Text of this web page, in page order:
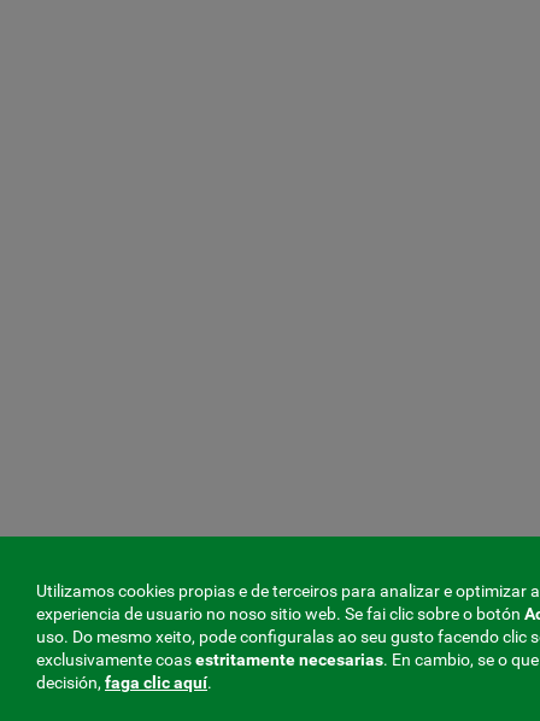
Utilizamos cookies propias e de terceiros para analizar e optimizar
experiencia de usuario no noso sitio web. Se fai clic sobre o botón
uso. Do mesmo xeito, pode configuralas ao seu gusto facendo clic
exclusivamente coasestritamentenecesarias. En cambio, se o
decisión, faga clic aquí.